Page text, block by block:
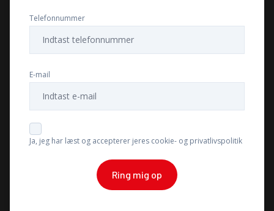
Telefonnummer
E-mail
Ja, jeg har læst og accepterer jeres cookie- og privatlivspolitik
Ring mig op